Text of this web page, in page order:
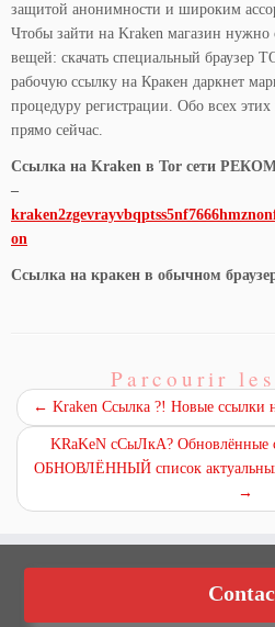
защитой анонимности и широким
Чтобы зайти на Kraken магазин нужно
вещей: скачать специальный браузер
рабочую ссылку на Кракен даркнет
процедуру регистрации. Обо всех
прямо сейчас.
Ссылка на Kraken в Tor сети
–
on
Ссылка на кракен в обычном
Parcourir
← Kraken Ссылка ?! Новые ссылки
KRaKeN сСыЛкА? Обновлённые
ОБНОВЛЁННЫЙ список актуальных
→